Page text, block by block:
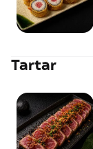
Tartar